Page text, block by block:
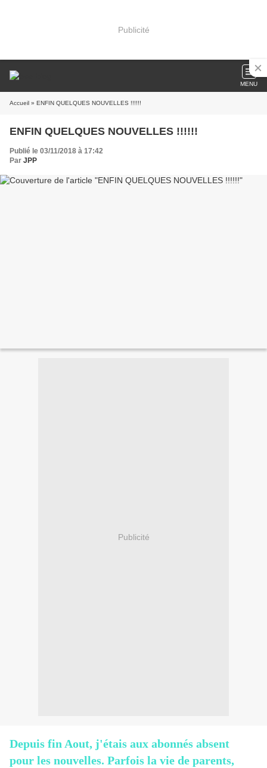
Publicité
MENU
Accueil » ENFIN QUELQUES NOUVELLES !!!!!!
ENFIN QUELQUES NOUVELLES !!!!!!
Publié le 03/11/2018 à 17:42
Par JPP
Publicité
Depuis fin Aout, j'étais aux abonnés absent
pour les nouvelles. Parfois la vie de parents,